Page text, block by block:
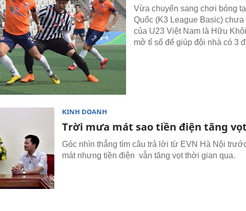
Vừa chuyển sang chơi bóng
Quốc (K3 League Basic)
của U23 Việt Nam là Hữu
mở tỉ số để giúp đội nhà có 3
KINH DOANH
Trời mưa mát sao tiền điện tăng
Góc nhìn thẳng tìm câu trả lời từ EVN Hà Nội
mát nhưng tiền điện vẫn tăng vọt thời gian qua.